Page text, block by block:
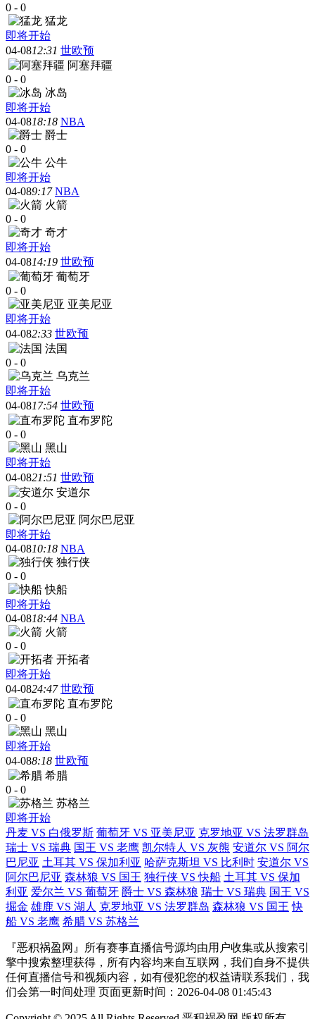
0 - 0
猛龙
即将开始
04-0812:31 世欧预
阿塞拜疆
0 - 0
冰岛
即将开始
04-0818:18 NBA
爵士
0 - 0
公牛
即将开始
04-089:17 NBA
火箭
0 - 0
奇才
即将开始
04-0814:19 世欧预
葡萄牙
0 - 0
亚美尼亚
即将开始
04-082:33 世欧预
法国
0 - 0
乌克兰
即将开始
04-0817:54 世欧预
直布罗陀
0 - 0
黑山
即将开始
04-0821:51 世欧预
安道尔
0 - 0
阿尔巴尼亚
即将开始
04-0810:18 NBA
独行侠
0 - 0
快船
即将开始
04-0818:44 NBA
火箭
0 - 0
开拓者
即将开始
04-0824:47 世欧预
直布罗陀
0 - 0
黑山
即将开始
04-088:18 世欧预
希腊
0 - 0
苏格兰
即将开始
丹麦 VS 白俄罗斯 葡萄牙 VS 亚美尼亚 克罗地亚 VS 法罗群岛
瑞士 VS 瑞典 国王 VS 老鹰 凯尔特人 VS 灰熊 安道尔 VS 阿尔
巴尼亚 土耳其 VS 保加利亚 哈萨克斯坦 VS 比利时 安道尔 VS
阿尔巴尼亚 森林狼 VS 国王 独行侠 VS 快船 土耳其 VS 保加
利亚 爱尔兰 VS 葡萄牙 爵士 VS 森林狼 瑞士 VS 瑞典 国王 VS
掘金 雄鹿 VS 湖人 克罗地亚 VS 法罗群岛 森林狼 VS 国王 快
船 VS 老鹰 希腊 VS 苏格兰
『恶积祸盈网』所有赛事直播信号源均由用户收集或从搜索引
擎中搜索整理获得，所有内容均来自互联网，我们自身不提供
任何直播信号和视频内容，如有侵犯您的权益请联系我们，我
们会第一时间处理 页面更新时间：2026-04-08 01:45:43